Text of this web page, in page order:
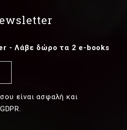
- Λάβε δώρο τα 2 e-books
είναι ασφαλή και